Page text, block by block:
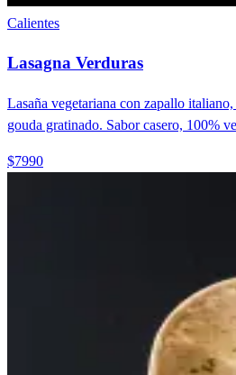
Calientes
Lasagna Verduras
Lasaña vegetariana con zapallo
gouda gratinado. Sabor casero, 100%
$7990